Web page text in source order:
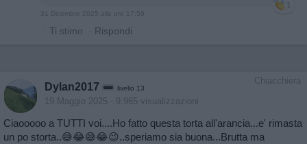
1
31 Dicembre 2025 alle ore 17:59
· Ti stimo · Rispondi
Chiacchiera
Dylan2017 livello 13
19 Maggio 2025 - 9.965 visualizzazioni
Ciaooooo a TUTTI voi....Ho fatto questa torta all'arancia...e' rimasta
un po storta..😅😂😅😂😉..speriamo sia buona...Brutta ma